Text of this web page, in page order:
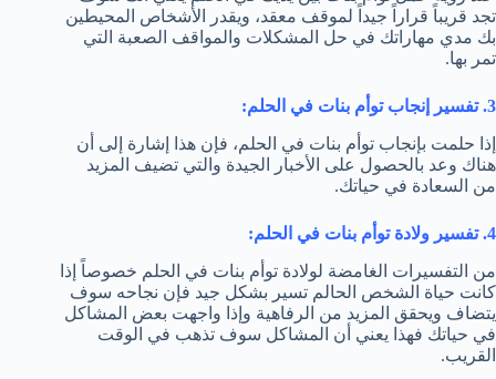
تجد قريباً قراراً جيداً لموقف معقد، ويقدر الأشخاص المحيطين
بك مدي مهاراتك في حل المشكلات والمواقف الصعبة التي
تمر بها.
3. تفسير إنجاب توأم بنات في الحلم:
إذا حلمت بإنجاب توأم بنات في الحلم، فإن هذا إشارة إلى أن
هناك وعد بالحصول على الأخبار الجيدة والتي تضيف المزيد
من السعادة في حياتك.
4. تفسير ولادة توأم بنات في الحلم:
من التفسيرات الغامضة لولادة توأم بنات في الحلم خصوصاً إذا
كانت حياة الشخص الحالم تسير بشكل جيد فإن نجاحه سوف
يتضاف ويحقق المزيد من الرفاهية وإذا واجهت بعض المشاكل
في حياتك فهذا يعني أن المشاكل سوف تذهب في الوقت
القريب.